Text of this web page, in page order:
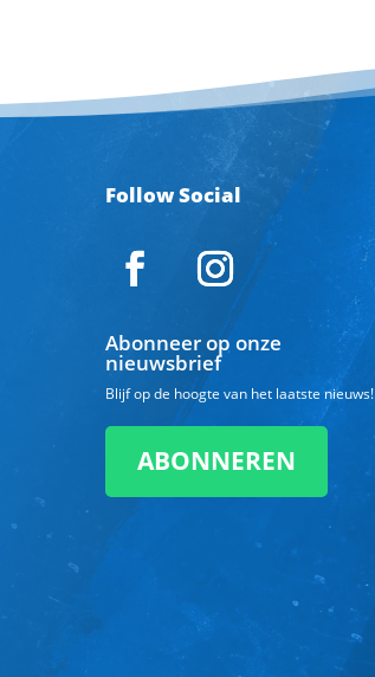
Follow Social
Abonneer op onze
nieuwsbrief
Blijf op de hoogte van het laatste nieuws!
ABONNEREN